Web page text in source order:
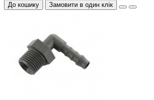
До кошику Замовити в один клік